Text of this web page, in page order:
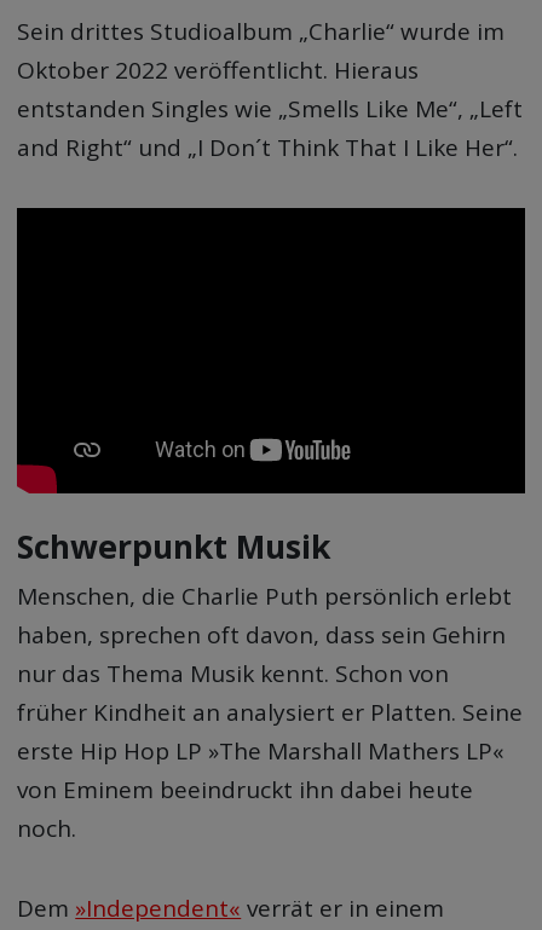
Sein drittes Studioalbum „Charlie“ wurde im
Oktober 2022 veröffentlicht. Hieraus
entstanden Singles wie „Smells Like Me“, „Left
and Right“ und „I Don´t Think That I Like Her“.
Schwerpunkt Musik
Menschen, die Charlie Puth persönlich erlebt
haben, sprechen oft davon, dass sein Gehirn
nur das Thema Musik kennt. Schon von
früher Kindheit an analysiert er Platten. Seine
erste Hip Hop LP »The Marshall Mathers LP«
von Eminem beeindruckt ihn dabei heute
noch.
Dem »Independent« verrät er in einem